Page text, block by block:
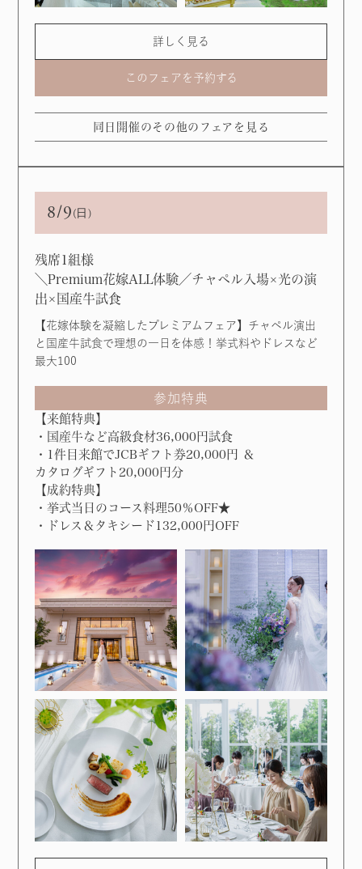
詳しく見る
このフェアを予約する
同日開催のその他のフェアを見る
8/9(日)
残席1組様
＼Premium花嫁ALL体験／チャペル入場×光の演
出×国産牛試食
【花嫁体験を凝縮したプレミアムフェア】チャペル演出
と国産牛試食で理想の一日を体感！挙式料やドレスなど
最大100
参加特典
【来館特典】
・国産牛など高級食材36,000円試食
・1件目来館でJCBギフト券20,000円 ＆
カタログギフト20,000円分
【成約特典】
・挙式当日のコース料理50％OFF★
・ドレス＆タキシード132,000円OFF